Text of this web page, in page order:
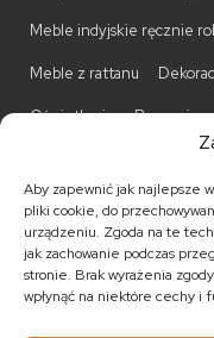
Aby zapewnić jak najlepsze
pliki cookie, do
urządzeniu. Zgoda na te
jak zachowanie podczas
stronie. Brak wyrażenia
wpłynąć na niektóre cechy i
Meble indyjskie ręcznie
Meble z rattanu
Oświetlenie Promocje
Kufry indyjskie Ławki
Parawany kolonialne
Stojaki na CD Stoliki